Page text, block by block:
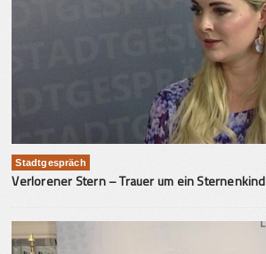
Stadtgespräch
Verlorener Stern – Trauer um ein Sternenkind